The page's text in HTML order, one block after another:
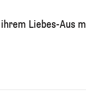
Liebes-Aus